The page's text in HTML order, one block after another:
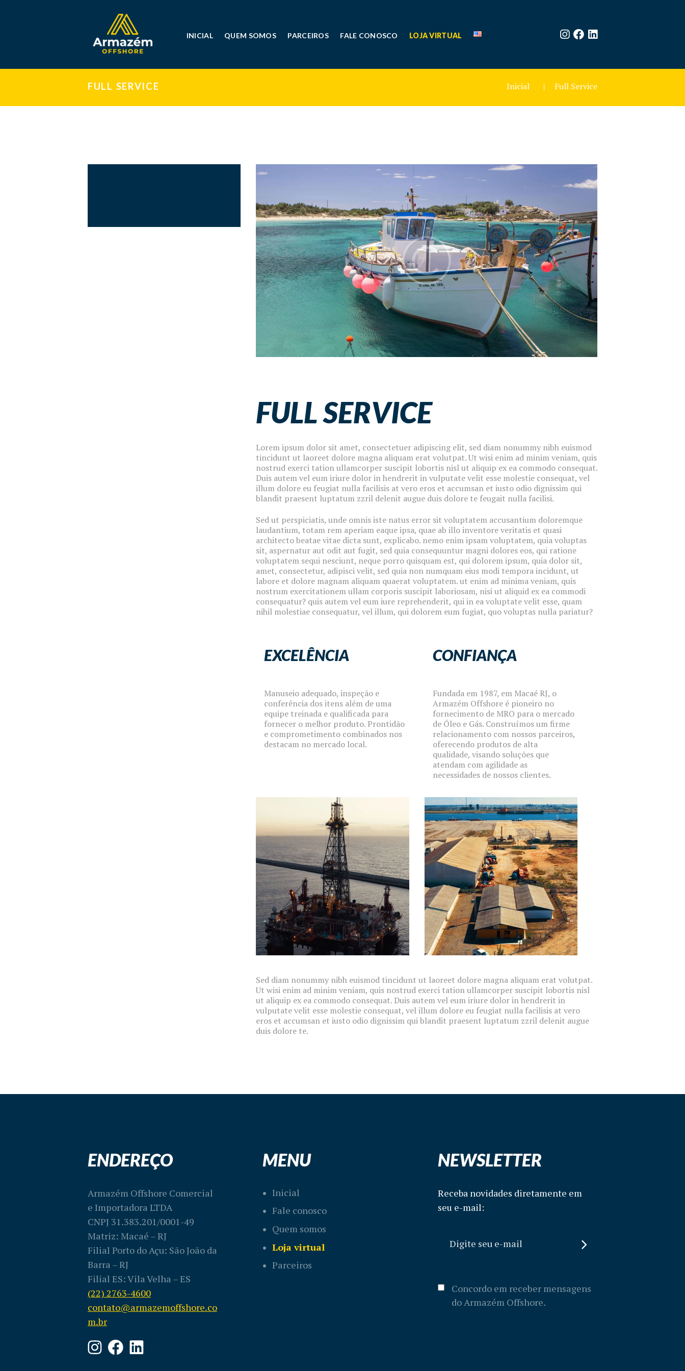
INICIAL QUEM SOMOS PARCEIROS FALE CONOSCO LOJA VIRTUAL
FULL SERVICE Inicial Full Service
FULL SERVICE
Lorem ipsum dolor sit amet, consectetuer adipiscing elit, sed diam nonummy nibh euismod
tincidunt ut laoreet dolore magna aliquam erat volutpat. Ut wisi enim ad minim veniam, quis
nostrud exerci tation ullamcorper suscipit lobortis nisl ut aliquip ex ea commodo consequat.
Duis autem vel eum iriure dolor in hendrerit in vulputate velit esse molestie consequat, vel
illum dolore eu feugiat nulla facilisis at vero eros et accumsan et iusto odio dignissim qui
blandit praesent luptatum zzril delenit augue duis dolore te feugait nulla facilisi.
Sed ut perspiciatis, unde omnis iste natus error sit voluptatem accusantium doloremque
laudantium, totam rem aperiam eaque ipsa, quae ab illo inventore veritatis et quasi
architecto beatae vitae dicta sunt, explicabo. nemo enim ipsam voluptatem, quia voluptas
sit, aspernatur aut odit aut fugit, sed quia consequuntur magni dolores eos, qui ratione
voluptatem sequi nesciunt, neque porro quisquam est, qui dolorem ipsum, quia dolor sit,
amet, consectetur, adipisci velit, sed quia non numquam eius modi tempora incidunt, ut
labore et dolore magnam aliquam quaerat voluptatem. ut enim ad minima veniam, quis
nostrum exercitationem ullam corporis suscipit laboriosam, nisi ut aliquid ex ea commodi
consequatur? quis autem vel eum iure reprehenderit, qui in ea voluptate velit esse, quam
nihil molestiae consequatur, vel illum, qui dolorem eum fugiat, quo voluptas nulla pariatur?
EXCELÊNCIA
Manuseio adequado, inspeção e
conferência dos itens além de uma
equipe treinada e qualificada para
fornecer o melhor produto. Prontidão
e comprometimento combinados nos
destacam no mercado local.
CONFIANÇA
Fundada em 1987, em Macaé RJ, o
Armazém Offshore é pioneiro no
fornecimento de MRO para o mercado
de Óleo e Gás. Construímos um firme
relacionamento com nossos parceiros,
oferecendo produtos de alta
qualidade, visando soluções que
atendam com agilidade as
necessidades de nossos clientes.
Sed diam nonummy nibh euismod tincidunt ut laoreet dolore magna aliquam erat volutpat.
Ut wisi enim ad minim veniam, quis nostrud exerci tation ullamcorper suscipit lobortis nisl
ut aliquip ex ea commodo consequat. Duis autem vel eum iriure dolor in hendrerit in
vulputate velit esse molestie consequat, vel illum dolore eu feugiat nulla facilisis at vero
eros et accumsan et iusto odio dignissim qui blandit praesent luptatum zzril delenit augue
duis dolore te.
ENDEREÇO
Armazém Offshore Comercial
e Importadora LTDA
CNPJ 31.383.201/0001-49
Matriz: Macaé – RJ
Filial Porto do Açu: São João da
Barra – RJ
Filial ES: Vila Velha – ES
(22) 2763-4600
contato@armazemoffshore.co
m.br
MENU
Inicial
Fale conosco
Quem somos
Loja virtual
Parceiros
NEWSLETTER
Receba novidades diretamente em
seu e-mail:
Concordo em receber mensagens
do Armazém Offshore.